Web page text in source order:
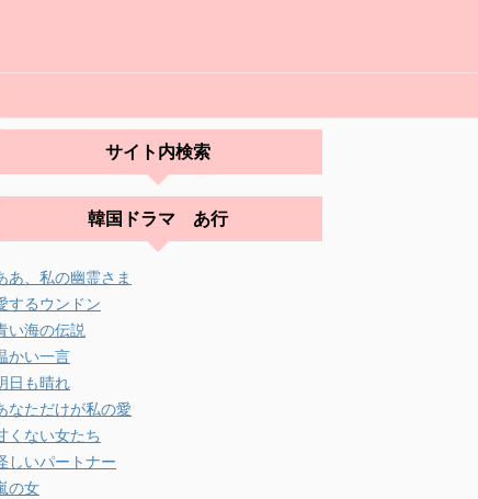
サイト内検索
韓国ドラマ あ行
あ、私の幽霊さま
するウンドン
い海の伝説
かい一言
日も晴れ
なただけが私の愛
くない女たち
しいパートナー
の女